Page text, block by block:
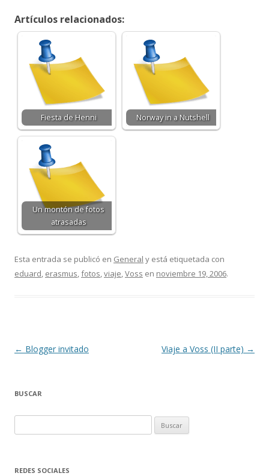
Artículos relacionados:
Fiesta de Henni Norway in a Nutshell
Un montón de fotos
atrasadas
Esta entrada se publicó en General y está etiquetada con
eduard, erasmus,fotos,viaje,Voss en noviembre 19, 2006.
Navegación
← Blogger invitado Viaje a Voss (II parte) →
BUSCAR
u
c
REDES SOCIALES